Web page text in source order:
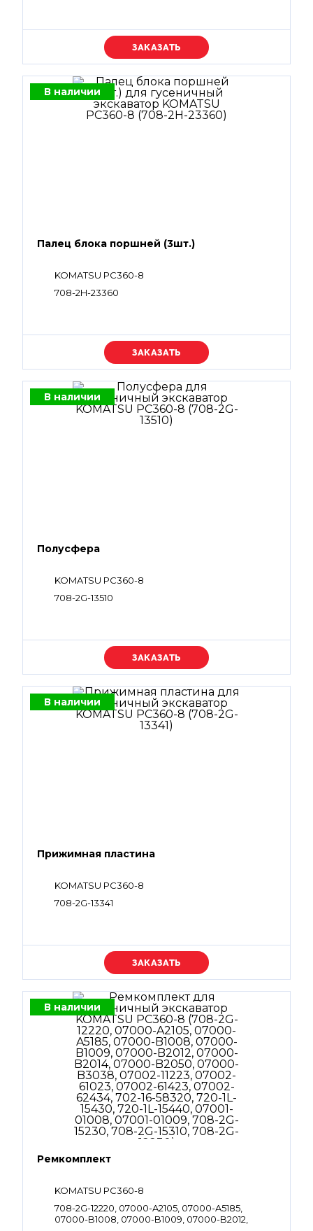
Уточняйте цену
В наличии
Палец блока поршней (3шт.)
KOMATSU PC360-8
708-2H-23360
Уточняйте цену
В наличии
Полусфера
KOMATSU PC360-8
708-2G-13510
Уточняйте цену
В наличии
Прижимная пластина
KOMATSU PC360-8
708-2G-13341
Уточняйте цену
В наличии
Ремкомплект
KOMATSU PC360-8
708-2G-12220, 07000-A2105, 07000-A5185,
07000-B1008, 07000-B1009, 07000-B2012,